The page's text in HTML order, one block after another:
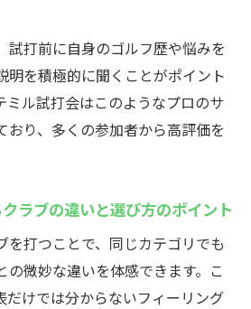
試打前に自身のゴルフ歴や悩みを
明を積極的に聞くことがポイント
ミル試打会はこのようなプロのサ
おり、多くの参加者から高評価を
ラブの違いと選び方のポイント
を打つことで、同じカテゴリでも
の微妙な違いを体感できます。こ
だけでは分からないフィーリング